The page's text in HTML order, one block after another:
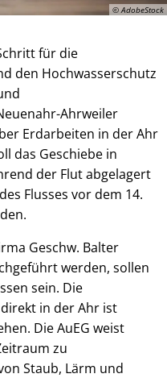
© AdobeStock
für die
den Hochwasserschutz
Ahrweiler
Erdarbeiten in der Ahr
das Geschiebe in
der Flut abgelagert
Flusses vor dem 14.
Geschw. Balter
werden, sollen
sein. Die
in der Ahr ist
Die AuEG weist
zu
Staub, Lärm und